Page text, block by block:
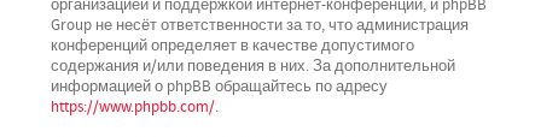
организацией и поддержкой интернет-конференций, и phpBB
Group не несёт ответственности за то, что администрация
конференций определяет в качестве допустимого
содержания и/или поведения в них. За дополнительной
информацией о phpBB обращайтесь по адресу
https://www.phpbb.com/.